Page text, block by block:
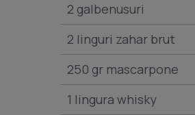
2 galbenusuri
2 linguri zahar brut
250 gr mascarpone
1 lingura whisky